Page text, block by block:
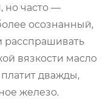
но часто —
осознанный,
расспрашивать
вязкости масло
дважды,
железо.